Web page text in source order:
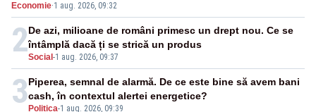
cunoscută de pe vremea lui Ceaușescu
Economie·1 aug. 2026, 09:32
2Social -1 aug. 2026, 09:37
De azi, milioane de români primesc un drept nou. Ce se
întâmplă dacă ți se strică un produs
3 Politica-1 aug. 2026, 09:39
Piperea, semnal de alarmă. De ce este bine să avem bani
cash, în contextul alertei energetice?